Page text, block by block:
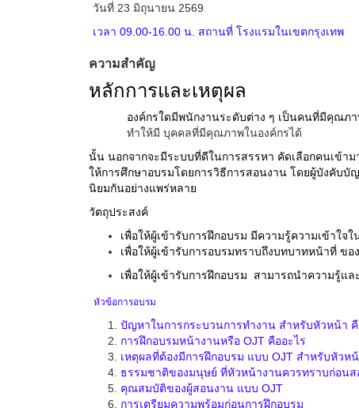
วันที่ 23 มิถุนายน 2569
เวลา 09.00-16.00 น. สถานที่ โรงแรมในเขตกรุงเทพ
ความสำคัญ
หลักการและเหตุผล
องค์กรใดมีพนักงานระดับต่าง ๆ เป็นคนที่มีคุณภ
ทำให้มี บุคคลที่มีคุณภาพในองค์กรได้
นั้น นอกจากจะมีระบบที่ดีในการสรรหา คัดเลือกคนเข้า
ให้การศึกษาอบรมโดยการวิธีการสอนงาน โดยผู้บังคับบั
นิยมกันอย่างแพร่หลาย
วัตถุประสงค์
เพื่อให้ผู้เข้ารับการฝึกอบรม มีความรู้ความเข้าใจ
เพื่อให้ผู้เข้ารับการอบรมทราบถึงบทบาทหน้าที่ ขอ
เพื่อให้ผู้เข้ารับการฝึกอบรม สามารถนำความรู้แ
หัวข้อการอบรม
ปัญหาในการกระบวนการทำงาน สำหรับหัวหน้า คื
การฝึกอบรมหน้างานหรือ OJT คืออะไร
เหตุผลที่ต้องมีการฝึกอบรม แบบ OJT สำหรับหัวห
ธรรมชาติของมนุษย์ ที่หัวหน้างานควรทราบก่อน
คุณสมบัติของผู้สอนงาน แบบ OJT
การเตรียมความพร้อมก่อนการฝึกอบรม